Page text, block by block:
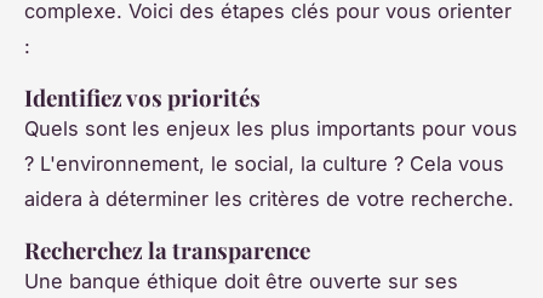
complexe. Voici des étapes clés pour vous orienter
:
Identifiez vos priorités
Quels sont les enjeux les plus importants pour vous
? L'environnement, le social, la culture ? Cela vous
aidera à déterminer les critères de votre recherche.
Recherchez la transparence
Une banque éthique doit être ouverte sur ses